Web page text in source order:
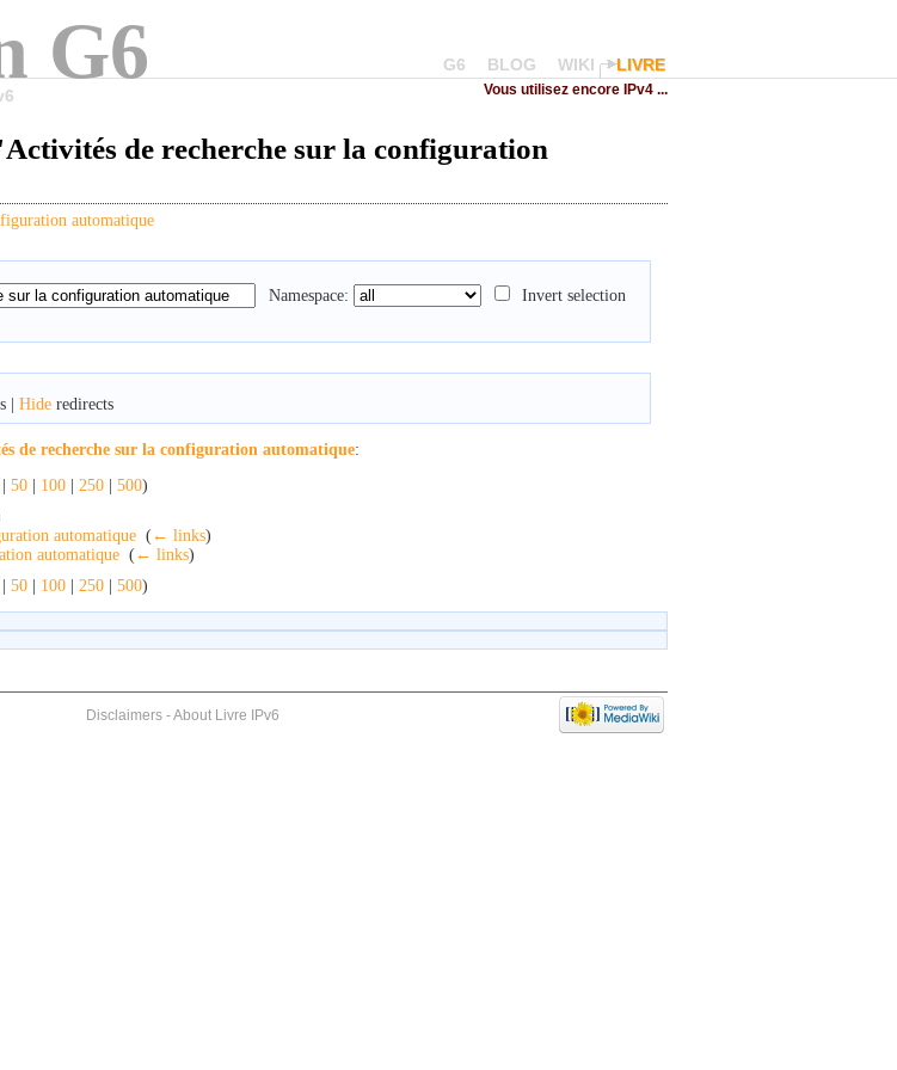
G6 G6 BLOG WIKI LIVRE
Vous utilisez encore IPv4 ...
de recherche sur la configuration
automatique
Namespace: Invert selection
| Hideredirects
de recherche sur la configuration automatique:
| 50 | 100 | 250 | 500)
automatique ( ← links)
automatique ( ← links)
| 50 | 100 | 250 | 500)
Disclaimers-About Livre IPv6